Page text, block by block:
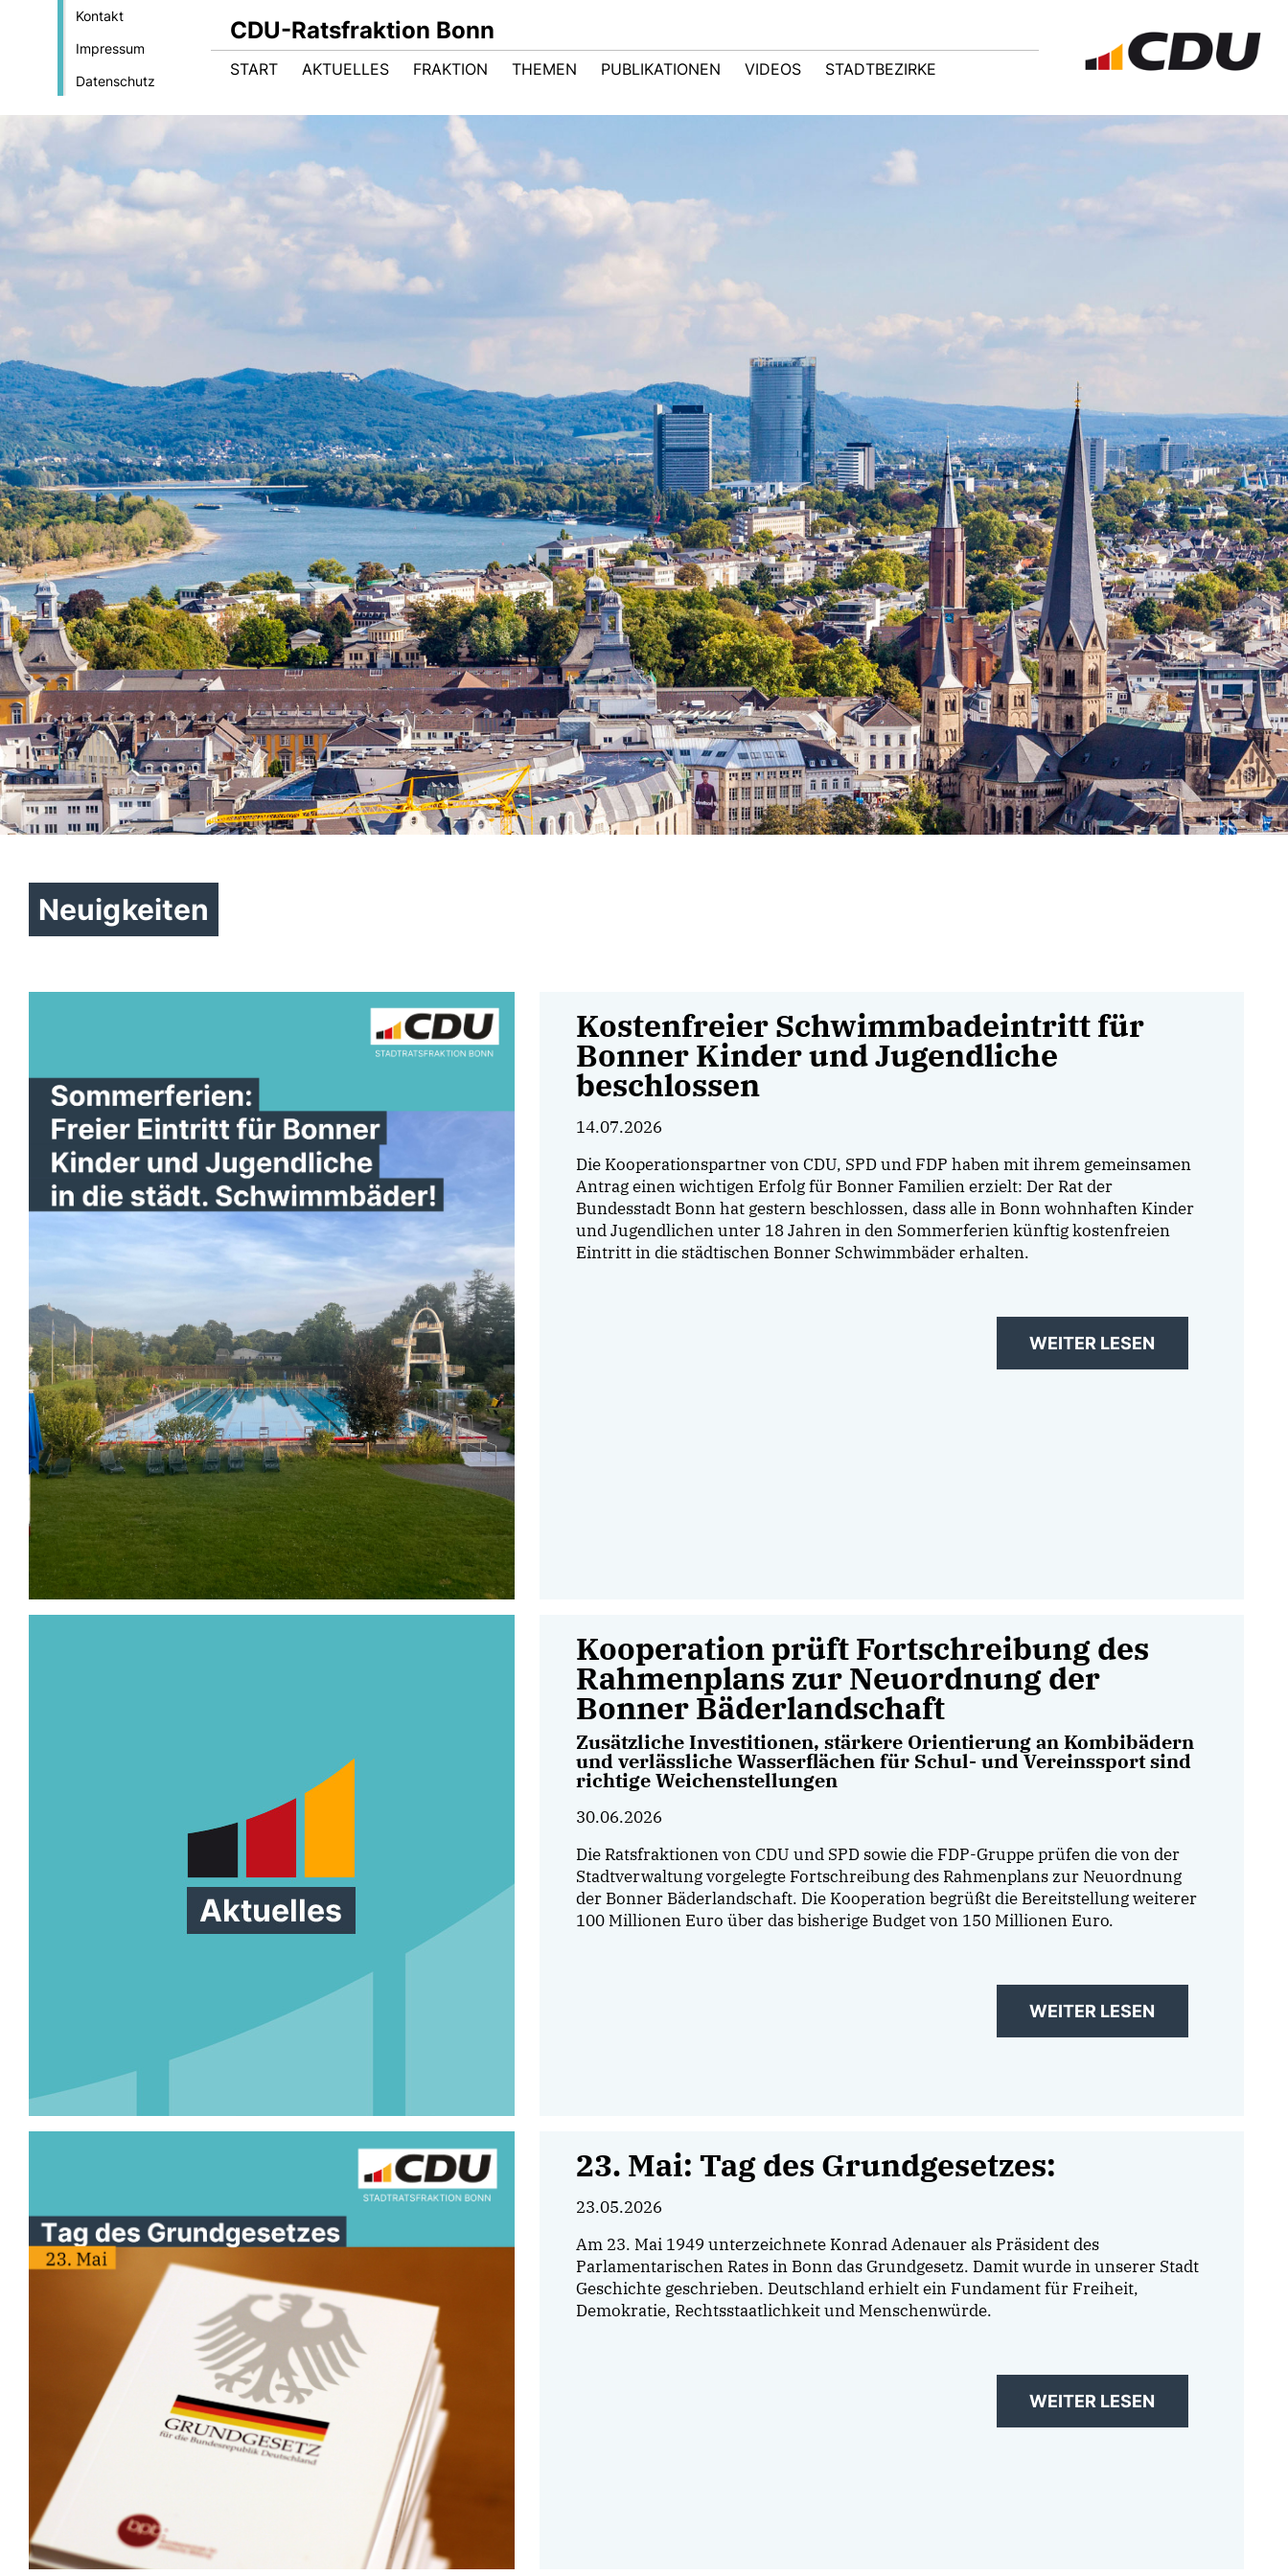
Kontakt
Impressum
Datenschutz
CDU-Ratsfraktion Bonn
START AKTUELLES FRAKTION THEMEN PUBLIKATIONEN VIDEOS STADTBEZIRKE
Neuigkeiten
Kostenfreier Schwimmbadeintritt für
Bonner Kinder und Jugendliche
beschlossen
14.07.2026
Die Kooperationspartner von CDU, SPD und FDP haben mit ihrem gemeinsamen
Antrag einen wichtigen Erfolg für Bonner Familien erzielt: Der Rat der
Bundesstadt Bonn hat gestern beschlossen, dass alle in Bonn wohnhaften Kinder
und Jugendlichen unter 18 Jahren in den Sommerferien künftig kostenfreien
Eintritt in die städtischen Bonner Schwimmbäder erhalten.
WEITER LESEN
Kooperation prüft Fortschreibung des
Rahmenplans zur Neuordnung der
Bonner Bäderlandschaft
Zusätzliche Investitionen, stärkere Orientierung an Kombibädern
und verlässliche Wasserflächen für Schul- und Vereinssport sind
richtige Weichenstellungen
30.06.2026
Die Ratsfraktionen von CDU und SPD sowie die FDP-Gruppe prüfen die von der
Stadtverwaltung vorgelegte Fortschreibung des Rahmenplans zur Neuordnung
der Bonner Bäderlandschaft. Die Kooperation begrüßt die Bereitstellung weiterer
100 Millionen Euro über das bisherige Budget von 150 Millionen Euro.
WEITER LESEN
23. Mai: Tag des Grundgesetzes:
23.05.2026
Am 23. Mai 1949 unterzeichnete Konrad Adenauer als Präsident des
Parlamentarischen Rates in Bonn das Grundgesetz. Damit wurde in unserer Stadt
Geschichte geschrieben. Deutschland erhielt ein Fundament für Freiheit,
Demokratie, Rechtsstaatlichkeit und Menschenwürde.
WEITER LESEN